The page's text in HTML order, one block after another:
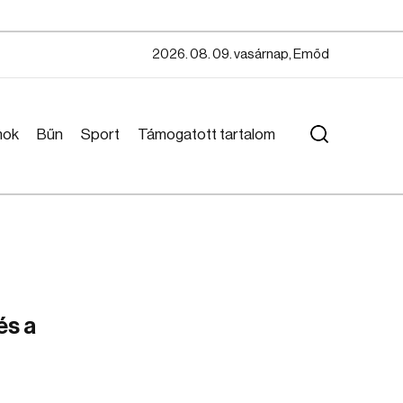
2026. 08. 09. vasárnap, Emőd
Bűn Sport Támogatott tartalom
a